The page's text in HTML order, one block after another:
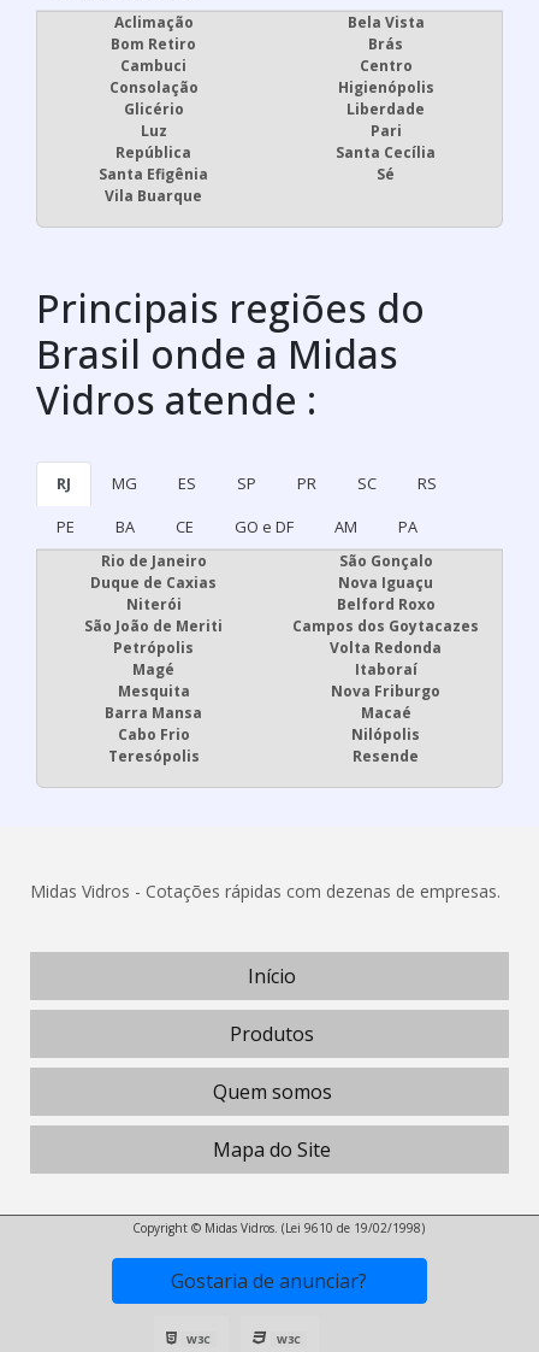
Aclimação
Bela Vista
Bom Retiro
Brás
Cambuci
Centro
Consolação
Higienópolis
Glicério
Liberdade
Luz
Pari
República
Santa Cecília
Santa Efigênia
Sé
Vila Buarque
Principais regiões do
Brasil onde a Midas
Vidros atende :
RJ MG ES SP PR SC
RS
PE
BA CE GO e DF AM PA
Rio de Janeiro
São Gonçalo
Duque de Caxias
Nova Iguaçu
Niterói
Belford Roxo
São João de Meriti
Campos dos Goytacazes
Petrópolis
Volta Redonda
Magé
Itaboraí
Mesquita
Nova Friburgo
Barra Mansa
Macaé
Cabo Frio
Nilópolis
Teresópolis
Resende
Midas Vidros - Cotações rápidas com dezenas de empresas.
Início
Produtos
Quem somos
Mapa do Site
Copyright © Midas Vidros. (Lei 9610 de 19/02/1998)
Gostaria de anunciar?
W3C W3C